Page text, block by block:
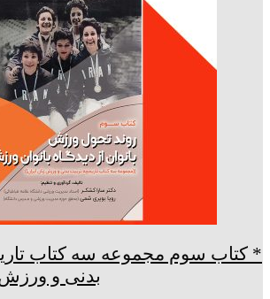
* کتاب سوم مجموعه سه کتاب
بدنی و ورزش